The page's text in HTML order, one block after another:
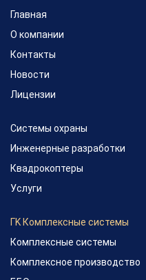
Главная
О компании
Контакты
Новости
Лицензии
Системы охраны
Инженерные разработки
Квадрокоптеры
Услуги
ГK Комплексные системы
Комплексные системы
Комплексное производство